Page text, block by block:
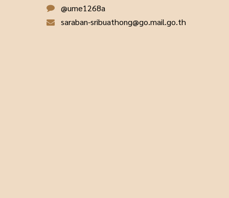
@ume1268a
saraban-sribuathong@go.mail.go.th